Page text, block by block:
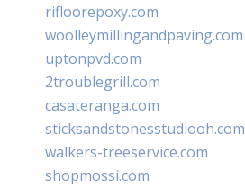
rifloorepoxy.com
woolleymillingandpaving.com
uptonpvd.com
2troublegrill.com
casateranga.com
sticksandstonesstudiooh.com
walkers-treeservice.com
shopmossi.com